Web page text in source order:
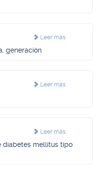
Leer más
generación
Leer más
Leer más
diabetes mellitus tipo